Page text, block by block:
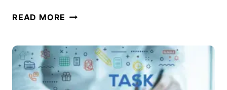
L
R
O
D
न
ओ
ळ
ख
|
READ MORE शि
च्या
का
मा